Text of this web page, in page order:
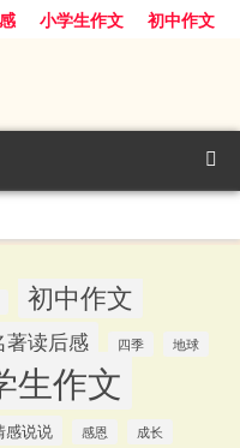
小学生作文
初中作文
初中作文
著读后感 四季 地球
生作文
感说说 感恩 成长